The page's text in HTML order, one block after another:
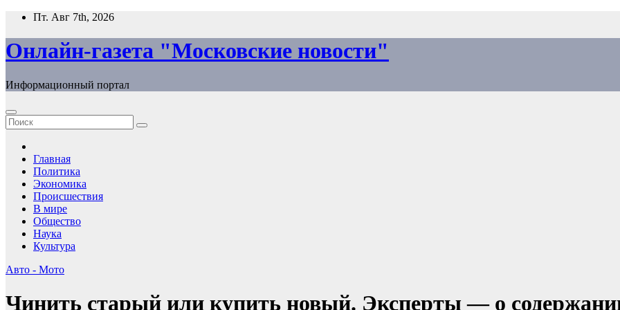
Перейти
содержимому
Пт. Авг 7th, 2026
Онлайн-газета "Московские новости"
Информационный портал
Главная
Политика
Экономика
Происшествия
В мире
Общество
Наука
Культура
Авто - Мото
Чинить старый или купить новый. Эксперты — о